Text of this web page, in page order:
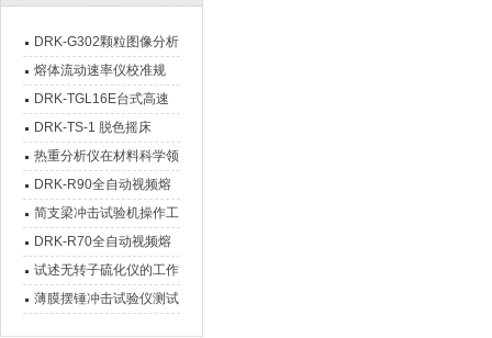
DRK-G302颗粒图像分析
仪设备介绍
熔体流动速率仪校准规
范、方法和测试标准
​DRK-TGL16E台式高速
冷冻离心机特点及技术参
数
DRK-TS-1 脱色摇床
热重分析仪在材料科学领
域的应用场景和优势有哪
些？
DRK-R90全自动视频熔
点仪 产品介绍
简支梁冲击试验机操作工
艺流程,避免不必要的损
失
DRK-R70全自动视频熔
点仪设备介绍
试述无转子硫化仪的工作
原理
薄膜摆锤冲击试验仪测试